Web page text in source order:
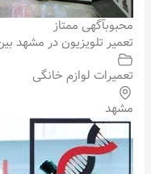
محبوبآگهی ممتاز
تعمیر تلویزیون در مشهد بین مدرس 3 و
تعمیرات لوازم خانگی
مشهد